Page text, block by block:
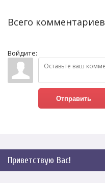
Всего комментариев
Войдите:
Отправить
Приветствую Вас!